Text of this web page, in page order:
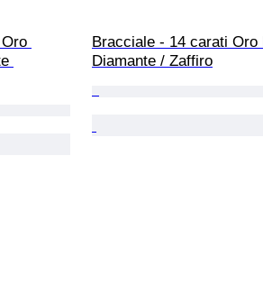
Bracciale - 14 carati Oro
Diamante / Zaffiro